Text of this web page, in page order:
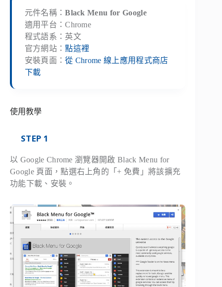
元件名稱：Black Menu for Google
適用平台：Chrome
程式語系：英文
官方網站：點這裡
安裝頁面：從 Chrome 線上應用程式商店
下載
使用教學
STEP 1
以 Google Chrome 瀏覽器開啟 Black Menu for
Google 頁面，點選右上角的「+ 免費」將該擴充
功能下載、安裝。